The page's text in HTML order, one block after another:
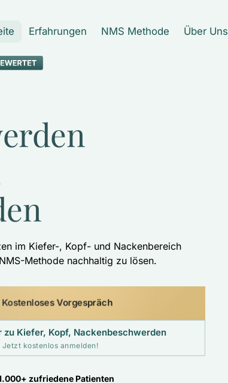
Erfahrungen NMS Methode Über Uns
im Kiefer-, Kopf- und Nackenbereich
Methode nachhaltig zu lösen.
Kostenloses Vorgespräch
zu Kiefer, Kopf, Nackenbeschwerden
Jetzt kostenlos anmelden!
zufriedene Patienten